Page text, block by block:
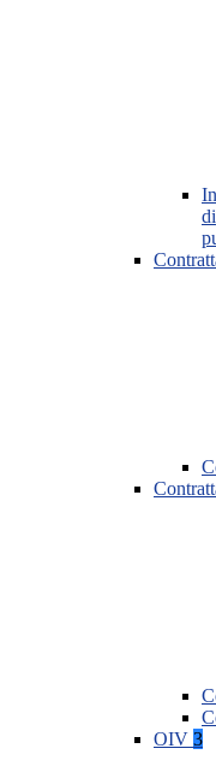
OIV 3